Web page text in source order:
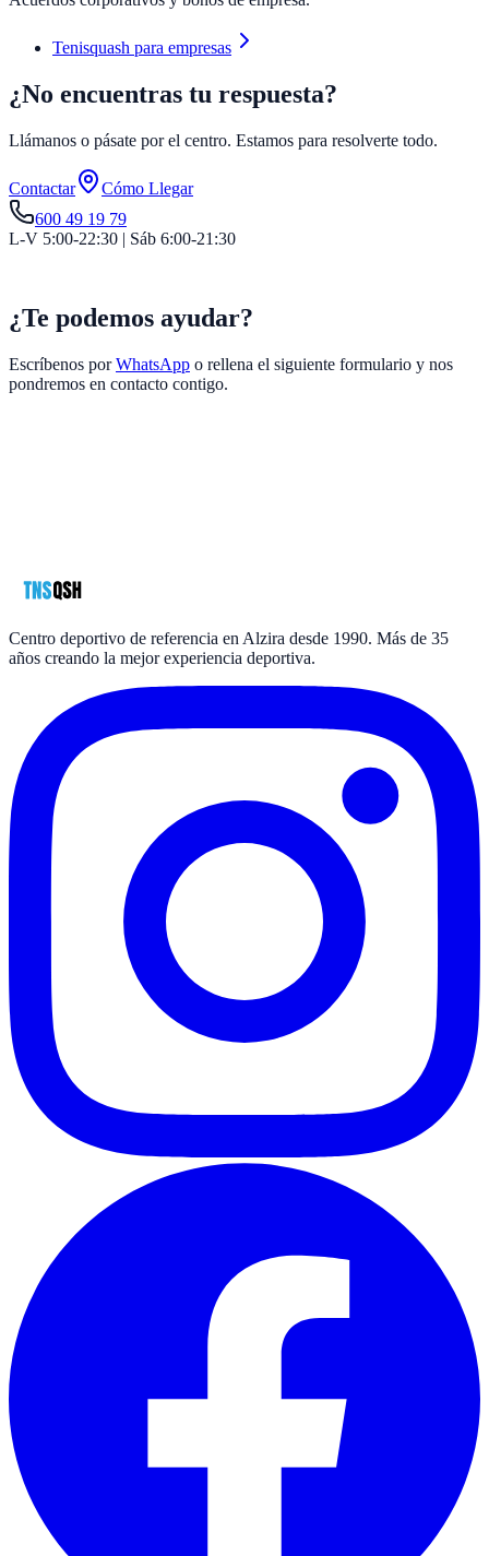
Tenisquash para empresas
¿No encuentras tu respuesta?
Llámanos o pásate por el centro. Estamos para resolverte todo.
Contactar
Cómo Llegar
600 49 19 79
L-V 5:00-22:30 | Sáb 6:00-21:30
¿Te podemos ayudar?
Escríbenos por WhatsApp o rellena el siguiente formulario y nos
pondremos en contacto contigo.
Centro deportivo de referencia en Alzira desde 1990. Más de 35
años creando la mejor experiencia deportiva.